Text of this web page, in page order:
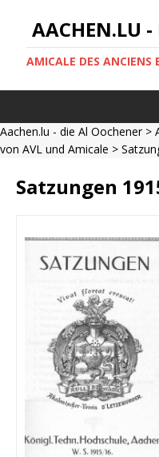
AACHEN.LU -
AMICALE DES
Aachen.lu - die Al Oochener>
von AVL und Amicale >
Satzungen